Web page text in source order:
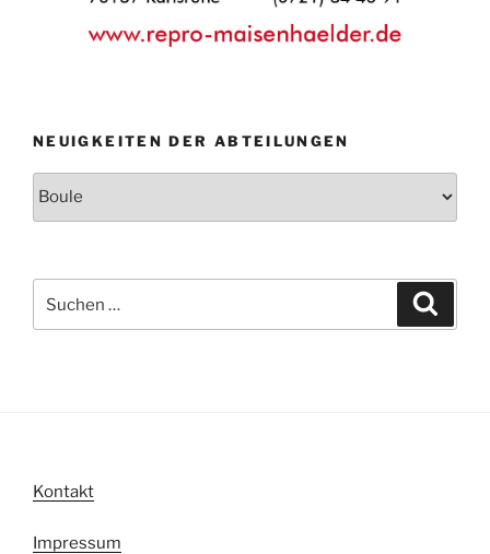
NEUIGKEITEN DER ABTEILUNGEN
nach:
Kontakt
Impressum